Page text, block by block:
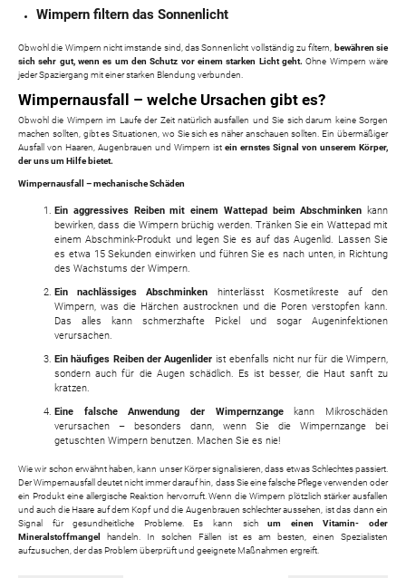
Wimpern filtern das Sonnenlicht
Obwohl die Wimpern nicht imstande sind, das Sonnenlicht vollständig zu filtern,
bewähren sie
sich sehr gut, wenn es um den Schutz vor einem starken Licht geht.Ohne Wimpern wäre
jeder Spaziergang mit einer starken Blendung verbunden.
Wimpernausfall – welche Ursachen gibt es?
Obwohl die Wimpern im Laufe der Zeit natürlich ausfallen und Sie sich darum keine Sorgen
machen sollten, gibt es Situationen, wo Sie sich es näher anschauen sollten. Ein übermäßiger
Ausfall von Haaren, Augenbrauen und Wimpern ist ein ernstes Signal von unserem Körper,
der uns um Hilfe bietet.
Wimpernausfall – mechanische Schäden
Ein aggressives Reiben mit einem Wattepad beim Abschminken kann
bewirken, dass die Wimpern brüchig werden. Tränken Sie ein Wattepad mit
einem Abschmink-Produkt und legen Sie es auf das Augenlid. Lassen Sie
es etwa 15 Sekunden einwirken und führen Sie es nach unten, in Richtung
des Wachstums der Wimpern.
Ein nachlässiges Abschminken hinterlässt Kosmetikreste auf den
Wimpern, was die Härchen austrocknen und die Poren verstopfen kann.
Das alles kann schmerzhafte Pickel und sogar Augeninfektionen
verursachen.
Ein häufiges Reiben der Augenlider ist ebenfalls nicht nur für die Wimpern,
sondern auch für die Augen schädlich. Es ist besser, die Haut sanft zu
kratzen.
Eine falsche Anwendung der Wimpernzangekann Mikroschäden
verursachen – besonders dann, wenn Sie die Wimpernzange bei
getuschten Wimpern benutzen. Machen Sie es nie!
Wie wir schon erwähnt haben, kann unser Körper signalisieren, dass etwas Schlechtes passiert.
Der Wimpernausfall deutet nicht immer darauf hin, dass Sie eine falsche Pflege verwenden oder
ein Produkt eine allergische Reaktion hervorruft. Wenn die Wimpern plötzlich stärker ausfallen
und auch die Haare auf dem Kopf und die Augenbrauen schlechter aussehen, ist das dann ein
Signal für gesundheitliche Probleme. Es kann sichum einen Vitamin- oder
Mineralstoffmangel
handeln. In solchen Fällen ist es am besten, einen Spezialisten
aufzusuchen, der das Problem überprüft und geeignete Maßnahmen ergreift.